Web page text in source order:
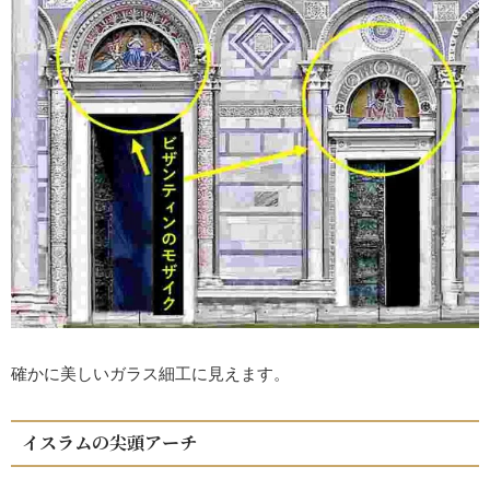
確かに美しいガラス細工に見えます。
イスラムの尖頭アーチ